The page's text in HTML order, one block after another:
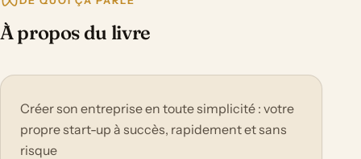
À propos du livre
Créer son entreprise en toute simplicité : votre
propre start-up à succès, rapidement et sans
risque